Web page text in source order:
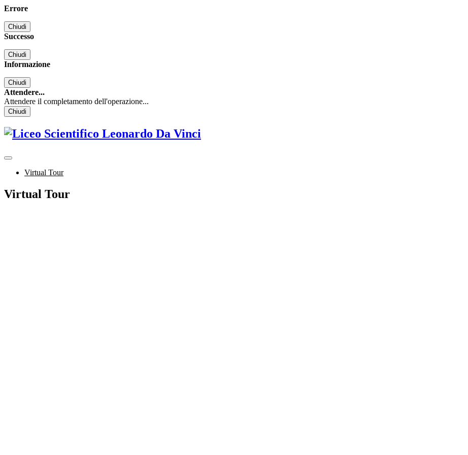
Errore
Chiudi
Successo
Chiudi
Informazione
Chiudi
Attendere...
Attendere il completamento dell'operazione...
Chiudi
Virtual Tour
Virtual Tour